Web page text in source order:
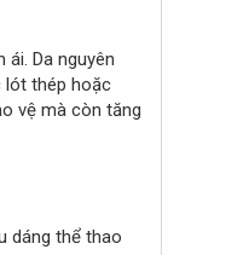
Da nguyên
lót thép hoặc
vệ mà còn tăng
dáng thể thao